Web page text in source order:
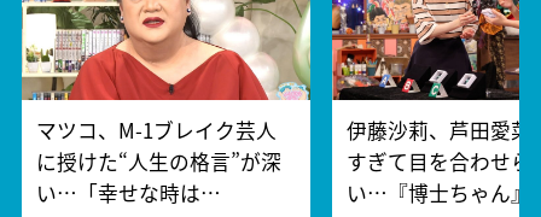
マツコ、M-1ブレイク芸人
に授けた“人生の格言”が深
い…「幸せな時は…
伊藤沙莉、芦田愛菜
すぎて目を合わせら
い…『博士ちゃん